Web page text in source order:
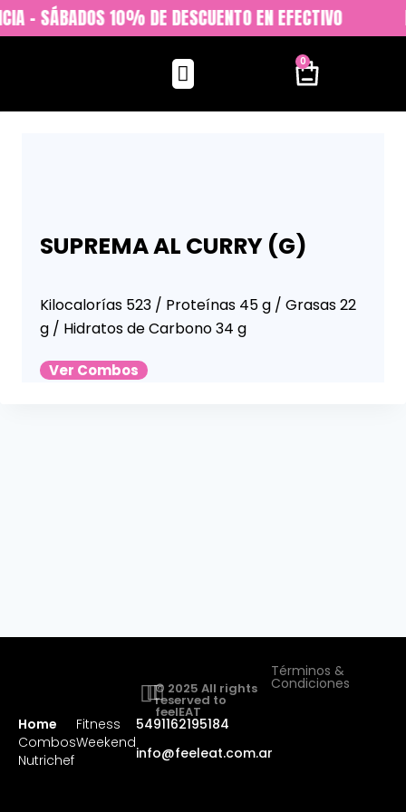
- SÁBADOS 10% DE DESCUENTO EN EFECTIVO
0
SUPREMA AL CURRY (G)
Kilocalorías 523 / Proteínas 45 g / Grasas 22
g / Hidratos de Carbono 34 g
Ver Combos
© 2025 All rights
reserved to
feelEAT
Términos &
Condiciones
Home
Combos
Nutrichef
Fitness
Weekend
5491162195184
info@feeleat.com.ar